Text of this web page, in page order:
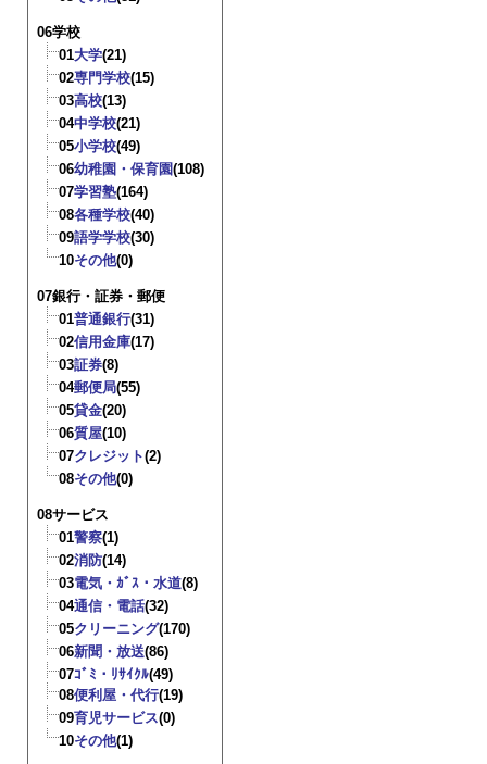
06学校
01大学(21)
02専門学校(15)
03高校(13)
04中学校(21)
05小学校(49)
06幼稚園・保育園(108)
07学習塾(164)
08各種学校(40)
09語学学校(30)
10その他(0)
07銀行・証券・郵便
01普通銀行(31)
02信用金庫(17)
03証券(8)
04郵便局(55)
05貸金(20)
06質屋(10)
07クレジット(2)
08その他(0)
08サービス
01警察(1)
02消防(14)
03電気・ｶﾞｽ・水道(8)
04通信・電話(32)
05クリーニング(170)
06新聞・放送(86)
07ｺﾞﾐ・ﾘｻｲｸﾙ(49)
08便利屋・代行(19)
09育児サービス(0)
10その他(1)